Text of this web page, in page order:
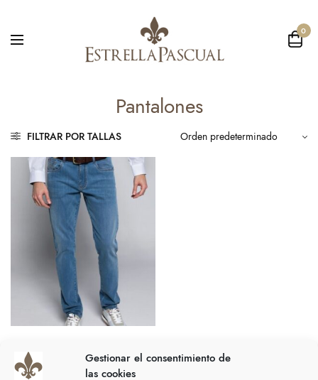
Gestionar el consentimiento de
las cookies
0
Pantalones
FILTRAR POR TALLAS
Pantalón jeans Valecuatro